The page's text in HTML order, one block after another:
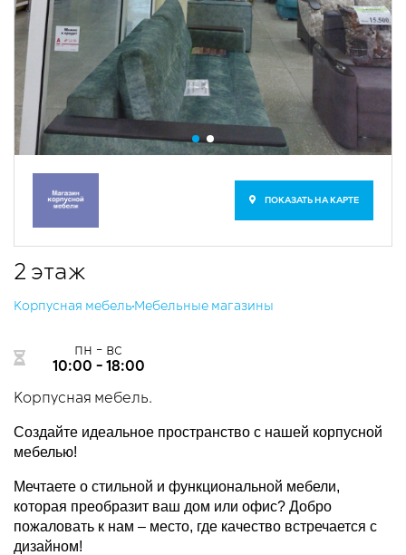
ПОКАЗАТЬ НА КАРТЕ
2 этаж
Корпусная мебель Мебельные магазины
пн - вс
10:00 - 18:00
​Корпусная мебель.
Создайте идеальное пространство с нашей корпусной
мебелью!
Мечтаете о стильной и функциональной мебели,
которая преобразит ваш дом или офис? Добро
пожаловать к нам – место, где качество встречается с
дизайном!